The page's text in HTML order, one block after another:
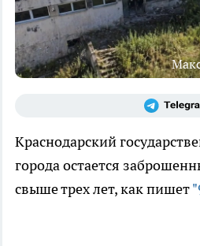
Краснодарский
города остается
свыше трех лет, как пишет